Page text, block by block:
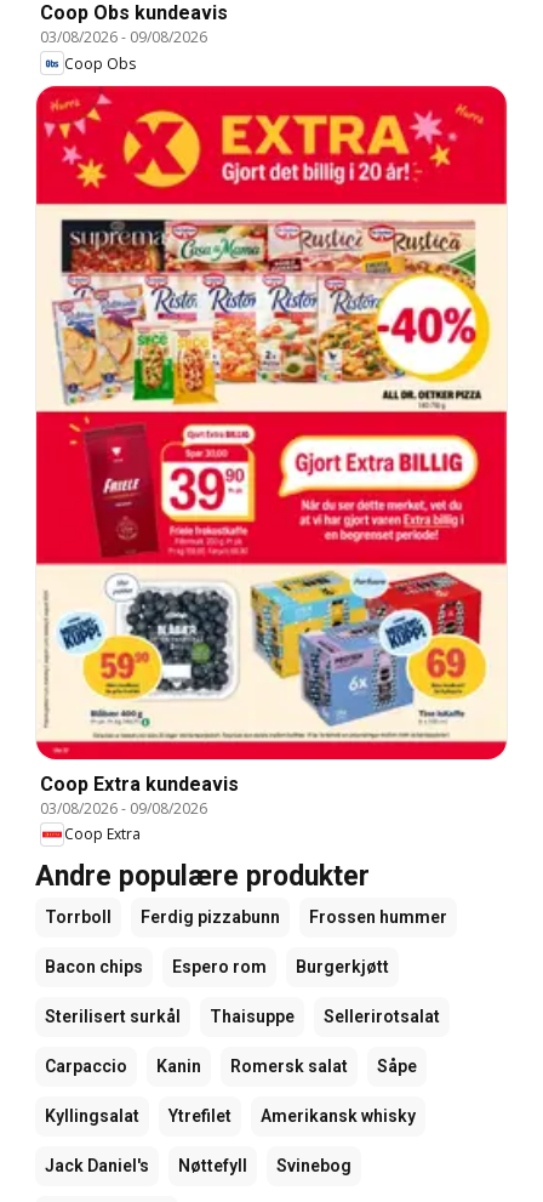
Coop Obs kundeavis
03/08/2026- 09/08/2026
Coop Obs
Coop Extra kundeavis
03/08/2026- 09/08/2026
Coop Extra
Andre populære produkter
Torrboll Ferdig pizzabunn Frossen hummer
Bacon chips Espero rom Burgerkjøtt
Sterilisert surkål Thaisuppe Sellerirotsalat
Carpaccio Kanin Romersk salat Såpe
Kyllingsalat Ytrefilet Amerikansk whisky
Jack Daniel's Nøttefyll Svinebog